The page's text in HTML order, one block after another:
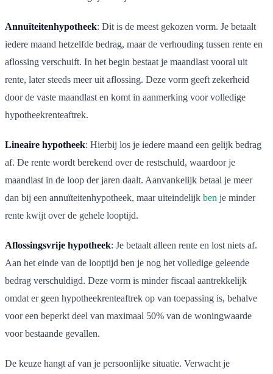
Annuïteitenhypotheek: Dit is de meest gekozen vorm. Je betaalt
iedere maand hetzelfde bedrag, maar de verhouding tussen rente en
aflossing verschuift. In het begin bestaat je maandlast vooral uit
rente, later steeds meer uit aflossing. Deze vorm geeft zekerheid
door de vaste maandlast en komt in aanmerking voor volledige
hypotheekrenteaftrek.
Lineaire hypotheek: Hierbij los je iedere maand een gelijk bedrag
af. De rente wordt berekend over de restschuld, waardoor je
maandlast in de loop der jaren daalt. Aanvankelijk betaal je meer
dan bij een annuïteitenhypotheek, maar uiteindelijk ben je minder
rente kwijt over de gehele looptijd.
Aflossingsvrije hypotheek: Je betaalt alleen rente en lost niets af.
Aan het einde van de looptijd ben je nog het volledige geleende
bedrag verschuldigd. Deze vorm is minder fiscaal aantrekkelijk
omdat er geen hypotheekrenteaftrek op van toepassing is, behalve
voor een beperkt deel van maximaal 50% van de woningwaarde
voor bestaande gevallen.
De keuze hangt af van je persoonlijke situatie. Verwacht je